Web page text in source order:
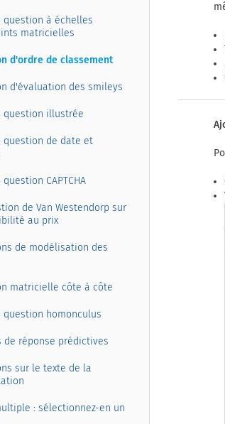
question à échelles
matricielles
d'ordre de classement
d'évaluation des smileys
question illustrée
question de date et
CAPTCHA
de Van Westendorp sur
au prix
de modélisation des
matricielle côte à côte
question homonculus
de réponse prédictives
sur le texte de la
: sélectionnez-en un